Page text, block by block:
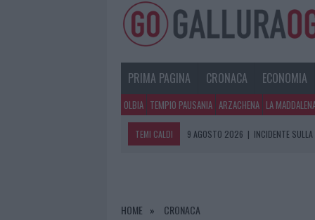
PRIMA PAGINA CRONACA ECONOMIA
OLBIA TEMPIO PAUSANIA ARZACHENA LA
TEMI CALDI 9 AGOSTO 2026 | INCIDENTE
8 AGOSTO 2026
|
HOME CRONACA